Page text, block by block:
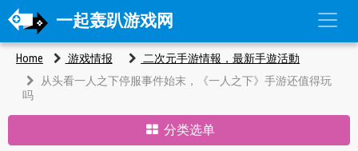
一起轰趴游戏网
Home 游戏情报
二次元手游情報，最新手遊活動
从头看一人之下停服事件始末，《一人之下》手游还值得玩
吗
分类选单